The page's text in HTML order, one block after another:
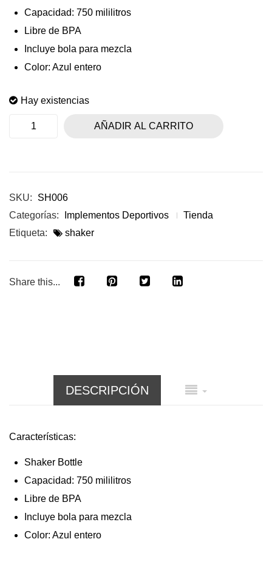
Capacidad: 750 mililitros
Libre de BPA
Incluye bola para mezcla
Color: Azul entero
Hay existencias
AÑADIR AL CARRITO
SKU:
SH006
Categorías:
Implementos Deportivos
Tienda
Etiqueta:
shaker
Share this...
DESCRIPCIÓN
Características:
Shaker Bottle
Capacidad: 750 mililitros
Libre de BPA
Incluye bola para mezcla
Color: Azul entero